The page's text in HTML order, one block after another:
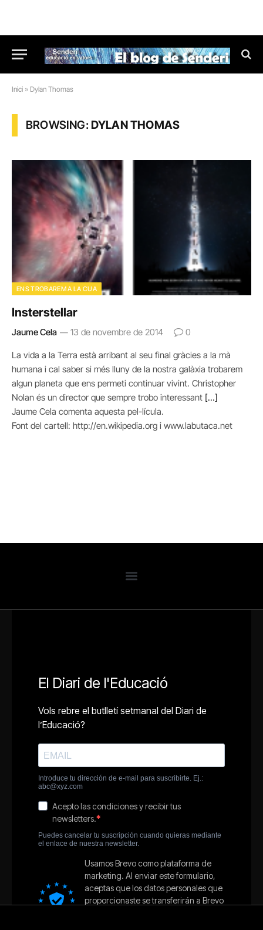
Inici » Dylan Thomas
BROWSING:DYLAN THOMAS
ENS TROBAREM A LA CUA
Insterstellar
Jaume Cela 13 de novembre de 2014 0
La vida a la Terra està arribant al seu final gràcies a la mà
humana i cal saber si més lluny de la nostra galàxia trobarem
algun planeta que ens permeti continuar vivint. Christopher
Nolan és un director que sempre trobo interessant […]
Jaume Cela comenta aquesta pel-lícula.
Font del cartell: http://en.wikipedia.org i www.labutaca.net